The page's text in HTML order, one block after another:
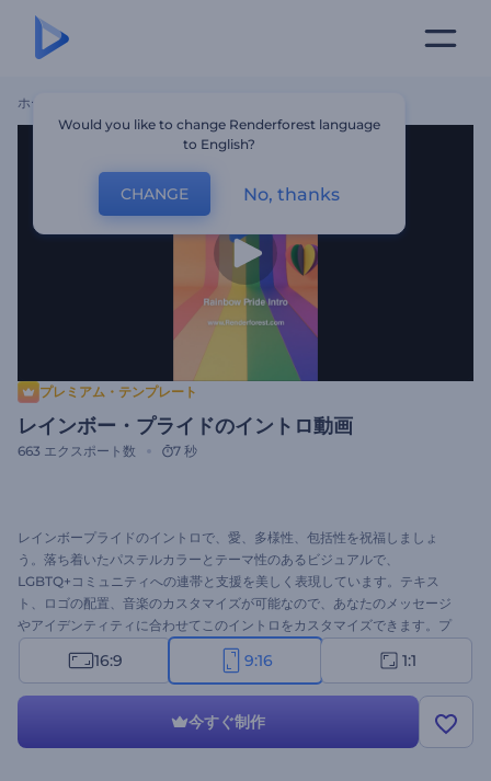
ホーム
プレミアム・テンプレート
レインボー・プライドのイントロ動画
663 エクスポート数 7 秒
レインボープライドのイントロで、愛、多様性、包括性を祝福しましょ
う。落ち着いたパステルカラーとテーマ性のあるビジュアルで、
LGBTQ+コミュニティへの連帯と支援を美しく表現しています。テキス
ト、ロゴの配置、音楽のカスタマイズが可能なので、あなたのメッセージ
やアイデンティティに合わせてこのイントロをカスタマイズできます。プ
ライド月間のイベントやLGBTQ+の取り組み、愛と平等のメッセージを広
めたいあらゆる機会に最適です。今すぐお試しください！
16:9 9:16 1:1
今すぐ制作
Would you like to change Renderforest language
to English?
CHANGE No, thanks